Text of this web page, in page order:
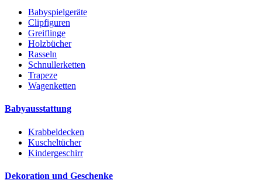
Babyspielgeräte
Clipfiguren
Greiflinge
Holzbücher
Rasseln
Schnullerketten
Trapeze
Wagenketten
Babyausstattung
Krabbeldecken
Kuscheltücher
Kindergeschirr
Dekoration und Geschenke